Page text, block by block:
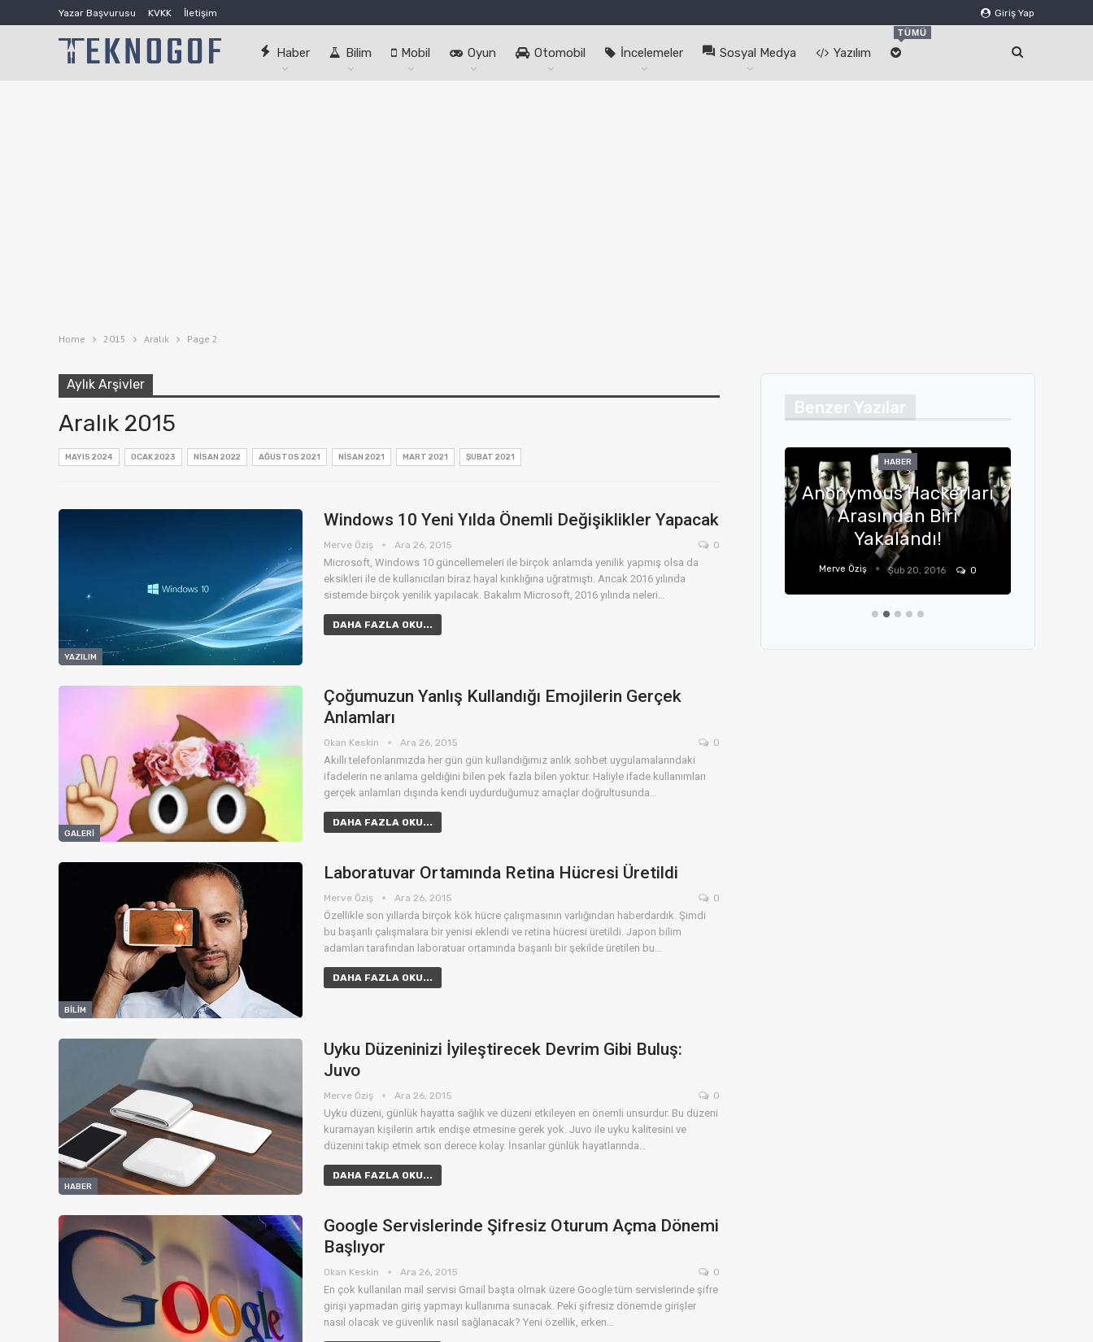
Giriş Yap
Yazar Başvurusu KVKK İletişim
Haber Bilim Mobil Oyun Otomobil İncelemeler Sosyal Medya Yazılım
TÜMÜ
Home 2015 Aralık Page 2
Aylık Arşivler
Aralık 2015
MAYIS 2024 OCAK 2023 NISAN 2022 AĞUSTOS 2021 NISAN 2021 MART 2021 ŞUBAT 2021
YAZILIM
Windows 10 Yeni Yılda Önemli Değişiklikler Yapacak
Merve Öziş Ara 26, 2015 0
Microsoft, Windows 10 güncellemeleri ile birçok anlamda yenilik yapmış olsa da
eksikleri ile de kullanıcıları biraz hayal kırıklığına uğratmıştı. Ancak 2016 yılında
sistemde birçok yenilik yapılacak. Bakalım Microsoft, 2016 yılında neleri…
DAHA FAZLA OKU...
GALERI
Çoğumuzun Yanlış Kullandığı Emojilerin Gerçek
Anlamları
Okan Keskin Ara 26, 2015 0
Akıllı telefonlarımızda her gün gün kullandığımız anlık sohbet uygulamalarındaki
ifadelerin ne anlama geldiğini bilen pek fazla bilen yoktur. Haliyle ifade kullanımları
gerçek anlamları dışında kendi uydurduğumuz amaçlar doğrultusunda…
DAHA FAZLA OKU...
BILIM
Laboratuvar Ortamında Retina Hücresi Üretildi
Merve Öziş Ara 26, 2015 0
Özellikle son yıllarda birçok kök hücre çalışmasının varlığından haberdardık. Şimdi
bu başarılı çalışmalara bir yenisi eklendi ve retina hücresi üretildi. Japon bilim
adamları tarafından laboratuar ortamında başarılı bir şekilde üretilen bu…
DAHA FAZLA OKU...
HABER
Uyku Düzeninizi İyileştirecek Devrim Gibi Buluş:
Juvo
Merve Öziş Ara 26, 2015 0
Uyku düzeni, günlük hayatta sağlık ve düzeni etkileyen en önemli unsurdur. Bu düzeni
kuramayan kişilerin artık endişe etmesine gerek yok. Juvo ile uyku kalitesini ve
düzenini takip etmek son derece kolay. İnsanlar günlük hayatlarında…
DAHA FAZLA OKU...
Google Servislerinde Şifresiz Oturum Açma Dönemi
Başlıyor
Okan Keskin Ara 26, 2015 0
En çok kullanılan mail servisi Gmail başta olmak üzere Google tüm servislerinde şifre
girişi yapmadan giriş yapmayı kullanıma sunacak. Peki şifresiz dönemde girişler
nasıl olacak ve güvenlik nasıl sağlanacak? Yeni özellik, erken…
Benzer Yazılar
İNSTAGRAM
‘Yukarı Kaydır’
Özelliğini…
Oğuzhan Bayhan Ağu 28, 2021
Fuarına Bomba Gibi
Merve Öziş Oca 4, 2016
Anonymous Hackerları
Arasından Biri
Şub 20, 2016 0
LG G5 Özellikleri
Merve Öziş